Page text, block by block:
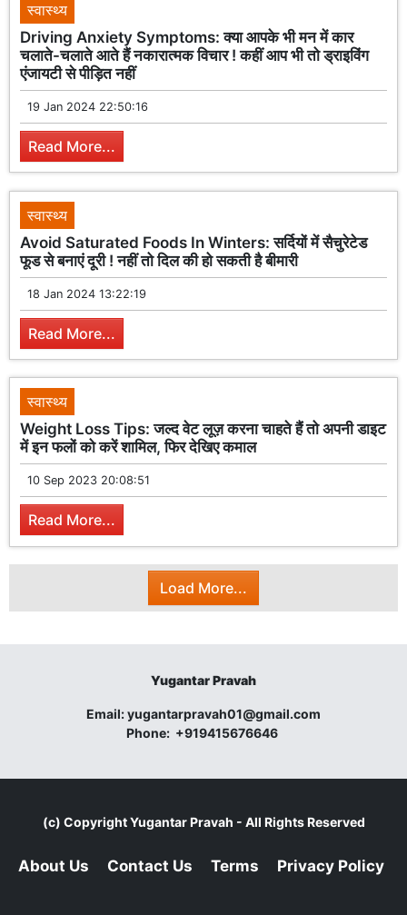
स्वास्थ्य
Driving Anxiety Symptoms: क्या आपके भी मन में कार
चलाते-चलाते आते हैं नकारात्मक विचार ! कहीं आप भी तो ड्राइविंग
एंजायटी से पीड़ित नहीं
19 Jan 2024 22:50:16
Read More...
स्वास्थ्य
Avoid Saturated Foods In Winters: सर्दियों में सैचुरेटेड
फूड से बनाएं दूरी ! नहीं तो दिल की हो सकती है बीमारी
18 Jan 2024 13:22:19
Read More...
स्वास्थ्य
Weight Loss Tips: जल्द वेट लूज़ करना चाहते हैं तो अपनी डाइट
में इन फलों को करें शामिल, फिर देखिए कमाल
10 Sep 2023 20:08:51
Read More...
Load More...
Yugantar Pravah
Email:yugantarpravah01@gmail.com
Phone: +919415676646
(c) CopyrightYugantar Pravah - All Rights Reserved
About Us Contact Us Terms Privacy Policy